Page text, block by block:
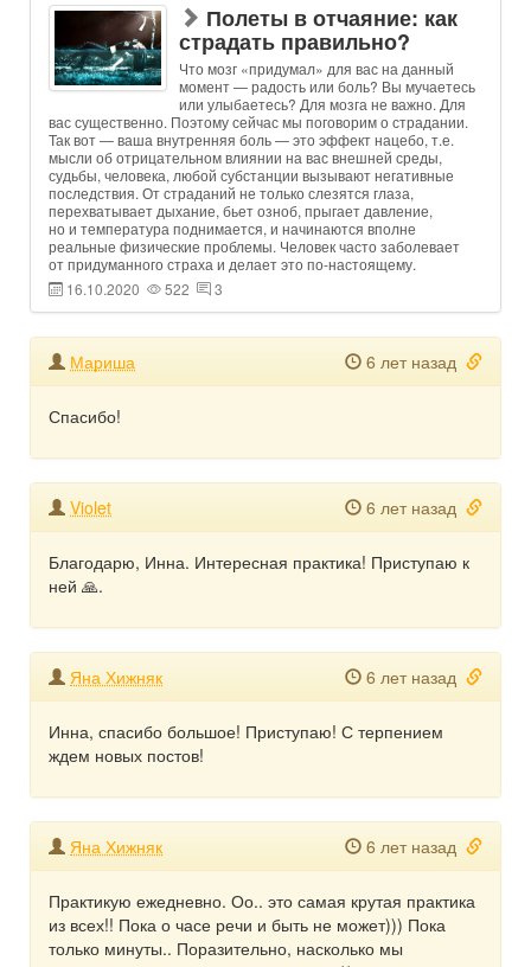
Полеты в отчаяние: как
страдать правильно?
Что мозг «придумал» для вас на данный
момент — радость или боль? Вы мучаетесь
или улыбаетесь? Для мозга не важно. Для
вас существенно. Поэтому сейчас мы поговорим о страдании.
Так вот — ваша внутренняя боль — это эффект нацебо, т.е.
мысли об отрицательном влиянии на вас внешней среды,
судьбы, человека, любой субстанции вызывают негативные
последствия. От страданий не только слезятся глаза,
перехватывает дыхание, бьет озноб, прыгает давление,
но и температура поднимается, и начинаются вполне
реальные физические проблемы. Человек часто заболевает
от придуманного страха и делает это по-настоящему.
16.10.2020
522 3
Мариша 6 лет назад
Спасибо!
Violet 6 лет назад
Благодарю, Инна. Интересная практика! Приступаю к
ней 🙏.
Яна Хижняк 6 лет назад
Инна, спасибо большое! Приступаю! С терпением
ждем новых постов!
Яна Хижняк 6 лет назад
Практикую ежедневно. Оо.. это самая крутая практика
из всех!! Пока о часе речи и быть не может))) Пока
только минуты.. Поразительно, насколько мы